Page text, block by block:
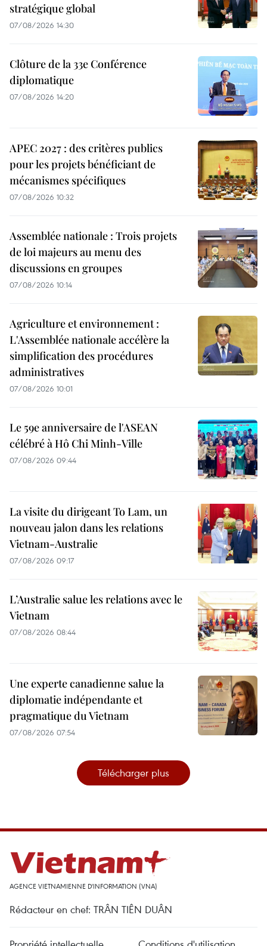
stratégique global
07/08/2026 14:30
Clôture de la 33e Conférence
diplomatique
07/08/2026 14:20
APEC 2027 : des critères publics
pour les projets bénéficiant de
mécanismes spécifiques
07/08/2026 10:32
Assemblée nationale : Trois projets
de loi majeurs au menu des
discussions en groupes
07/08/2026 10:14
Agriculture et environnement :
L'Assemblée nationale accélère la
simplification des procédures
administratives
07/08/2026 10:01
Le 59e anniversaire de l'ASEAN
célébré à Hô Chi Minh-Ville
07/08/2026 09:44
La visite du dirigeant To Lam, un
nouveau jalon dans les relations
Vietnam-Australie
07/08/2026 09:17
L’Australie salue les relations avec le
Vietnam
07/08/2026 08:44
Une experte canadienne salue la
diplomatie indépendante et
pragmatique du Vietnam
07/08/2026 07:54
Télécharger plus
AGENCE VIETNAMIENNE D'INFORMATION (VNA)
Rédacteur en chef: TRÂN TIÊN DUÂN